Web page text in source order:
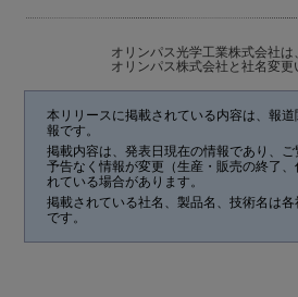
オリンパス光学工業株式会社
オリンパス株式会社と社名変更
本リリースに掲載されている内容は、報
報です。
掲載内容は、発表日現在の情報であり、ご
予告なく情報が変更（生産・販売の終了
れている場合があります。
掲載されている社名、製品名、技術名は
です。